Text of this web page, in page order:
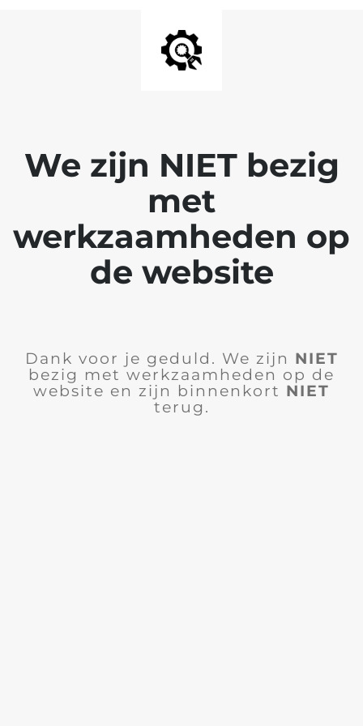
We zijn NIET bezig
met
werkzaamheden op
de website
Dank voor je geduld. We zijn NIET
bezig met werkzaamheden op de
website en zijn binnenkort NIET
terug.